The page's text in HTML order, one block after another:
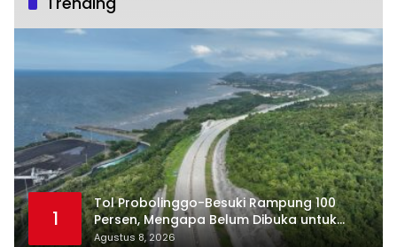
1
Tol Probolinggo-Besuki Rampung 100
Persen, Mengapa Belum Dibuka untuk
Publik?
Agustus 8, 2026